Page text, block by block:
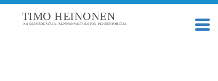
TIMO HEINONEN
KANSANEDUSTAJA, KUNNANVALTUUSTON PUHEENJOHTAJA